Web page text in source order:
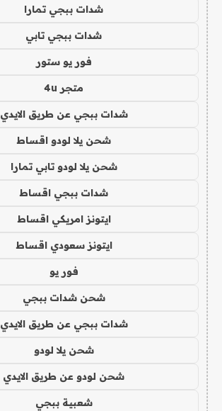
شدات ببجي تمارا
شدات ببجي تابي
فور يو ستور
متجر 4u
شدات ببجي عن طريق الايدي
شحن يلا لودو اقساط
شحن يلا لودو تابي تمارا
شدات ببجي اقساط
ايتونز امريكي اقساط
ايتونز سعودي اقساط
فور يو
شحن شدات ببجي
شدات ببجي عن طريق الايدي
شحن يلا لودو
شحن لودو عن طريق الايدي
شعبية ببجي